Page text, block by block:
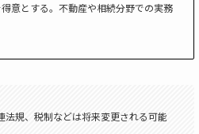
意とする。不動産や相続分野での実務
規、税制などは将来変更される可能